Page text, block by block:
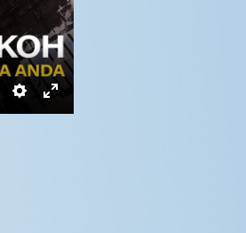
Settings
Enter